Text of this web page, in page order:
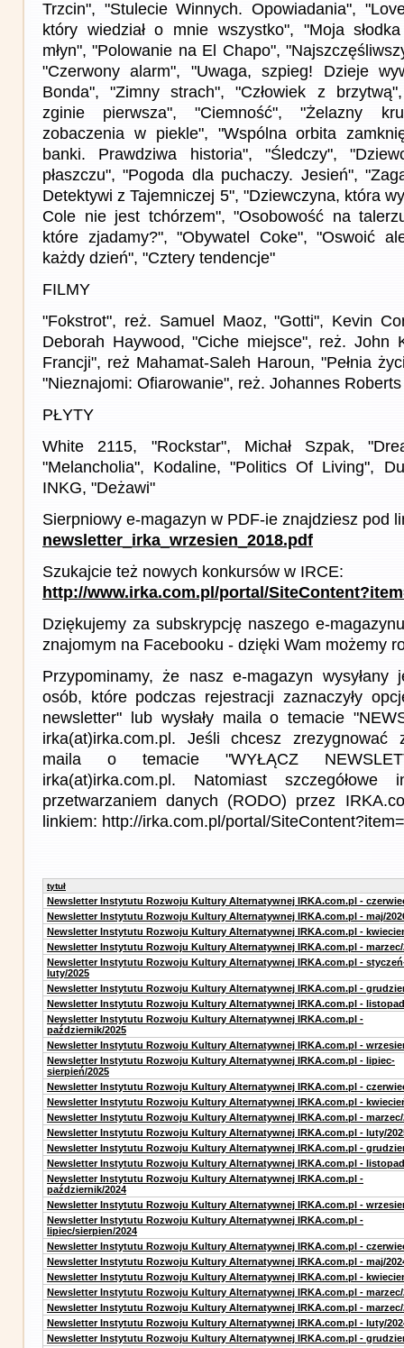
Trzcin", "Stulecie Winnych. Opowiadania",
który wiedział o mnie wszystko", "Moja
młyn", "Polowanie na El Chapo",
"Czerwony alarm", "Uwaga, szpieg! Dzieje
Bonda", "Zimny strach", "Człowiek z
zginie pierwsza", "Ciemność", "Żelazny
zobaczenia w piekle", "Wspólna orbita
banki. Prawdziwa historia", "Śledczy",
płaszczu", "Pogoda dla puchaczy. Jesień",
Detektywi z Tajemniczej 5", "Dziewczyna, która
Cole nie jest tchórzem", "Osobowość na
które zjadamy?", "Obywatel Coke", "Oswoić
każdy dzień", "Cztery tendencje"
FILMY
"Fokstrot", reż. Samuel Maoz, "Gotti", Kevin
Deborah Haywood, "Ciche miejsce", reż. John
Francji", reż Mahamat-Saleh Haroun, "Pełnia
"Nieznajomi: Ofiarowanie", reż. Johannes Roberts
PŁYTY
White 2115, "Rockstar", Michał Szpak,
"Melancholia", Kodaline, "Politics Of Living",
INKG, "Deżawi"
Sierpniowy e-magazyn w PDF-ie znajdziesz pod
newsletter_irka_wrzesien_2018.pdf
Szukajcie też nowych konkursów w IRCE:
http://www.irka.com.pl/portal/
Dziękujemy za subskrypcję naszego e-
znajomym na Facebooku - dzięki Wam możemy
Przypominamy, że nasz e-magazyn
osób, które podczas rejestracji zaznaczyły
newsletter" lub wysłały maila o temacie
irka(at)irka.com.pl. Jeśli chcesz zrezygnować
maila o temacie "WYŁĄCZ
irka(at)irka.com.pl. Natomiast szczegółowe
przetwarzaniem danych (RODO) przez
linkiem: http://irka.com.pl/portal/
tytuł
Newsletter Instytutu Rozwoju Kultury Alternatywnej IRKA.com.pl -
Newsletter Instytutu Rozwoju Kultury Alternatywnej IRKA.com.pl - maj/
Newsletter Instytutu Rozwoju Kultury Alternatywnej IRKA.com.pl -
Newsletter Instytutu Rozwoju Kultury Alternatywnej IRKA.com.pl - marzec/
Newsletter Instytutu Rozwoju Kultury Alternatywnej IRKA.com.pl -
luty/2025
Newsletter Instytutu Rozwoju Kultury Alternatywnej IRKA.com.pl -
Newsletter Instytutu Rozwoju Kultury Alternatywnej IRKA.com.pl -
Newsletter Instytutu Rozwoju Kultury Alternatywnej IRKA.com.pl -
październik/2025
Newsletter Instytutu Rozwoju Kultury Alternatywnej IRKA.com.pl -
Newsletter Instytutu Rozwoju Kultury Alternatywnej IRKA.com.pl - lipiec-
sierpień/2025
Newsletter Instytutu Rozwoju Kultury Alternatywnej IRKA.com.pl -
Newsletter Instytutu Rozwoju Kultury Alternatywnej IRKA.com.pl -
Newsletter Instytutu Rozwoju Kultury Alternatywnej IRKA.com.pl - marzec/
Newsletter Instytutu Rozwoju Kultury Alternatywnej IRKA.com.pl - luty/
Newsletter Instytutu Rozwoju Kultury Alternatywnej IRKA.com.pl -
Newsletter Instytutu Rozwoju Kultury Alternatywnej IRKA.com.pl -
Newsletter Instytutu Rozwoju Kultury Alternatywnej IRKA.com.pl -
październik/2024
Newsletter Instytutu Rozwoju Kultury Alternatywnej IRKA.com.pl -
Newsletter Instytutu Rozwoju Kultury Alternatywnej IRKA.com.pl -
lipiec/sierpien/2024
Newsletter Instytutu Rozwoju Kultury Alternatywnej IRKA.com.pl -
Newsletter Instytutu Rozwoju Kultury Alternatywnej IRKA.com.pl - maj/
Newsletter Instytutu Rozwoju Kultury Alternatywnej IRKA.com.pl -
Newsletter Instytutu Rozwoju Kultury Alternatywnej IRKA.com.pl - marzec/
Newsletter Instytutu Rozwoju Kultury Alternatywnej IRKA.com.pl - marzec/
Newsletter Instytutu Rozwoju Kultury Alternatywnej IRKA.com.pl - luty/
Newsletter Instytutu Rozwoju Kultury Alternatywnej IRKA.com.pl -